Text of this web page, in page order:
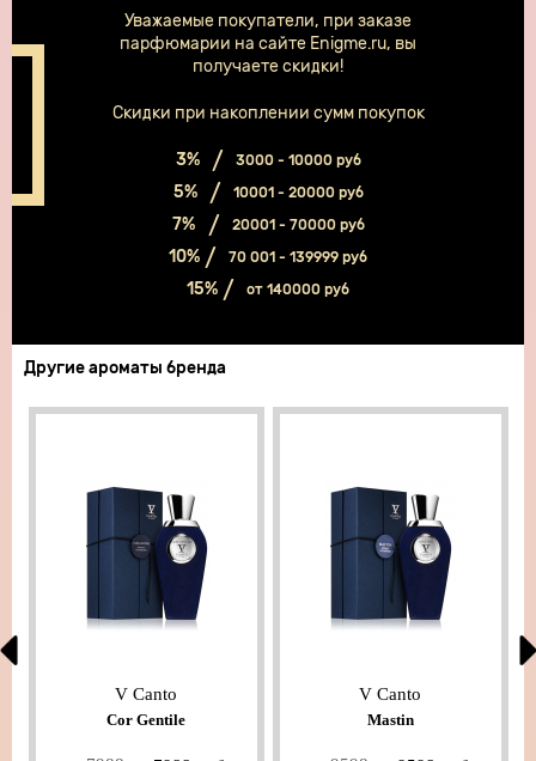
Уважаемые покупатели, при заказе
парфюмарии на сайте Enigme.ru, вы
получаете скидки!
Скидки при накоплении сумм покупок
3% 3000 - 10000 руб
5% 10001 - 20000 руб
7% 20001 - 70000 руб
10% 70 001 - 139999 руб
15% от 140000 руб
Другие ароматы бренда
V Canto
Cor Gentile
V Canto
Mastin